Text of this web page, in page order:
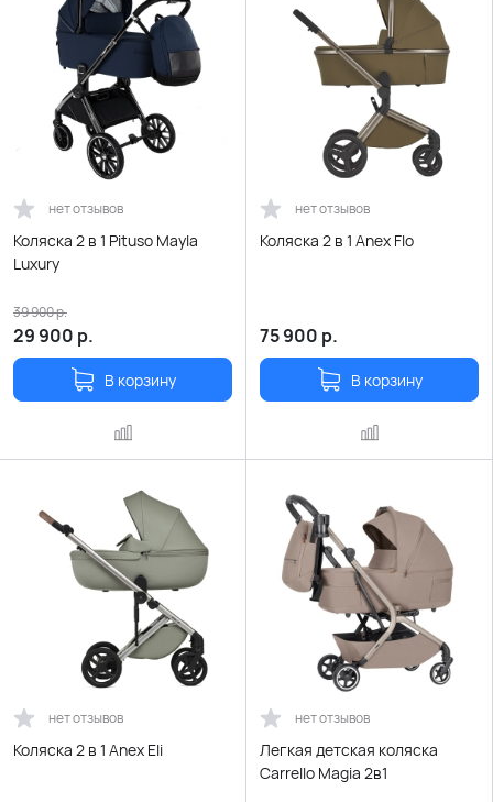
нет отзывов
Коляска 2 в 1 Pituso Mayla
Luxury
29 900 р.
39 900р.
В корзину
нет отзывов
Коляска 2 в 1 Anex Flo
75 900 р.
В корзину
нет отзывов
Коляска 2 в 1 Anex Eli
нет отзывов
Легкая детская коляска
Carrello Magia 2в1